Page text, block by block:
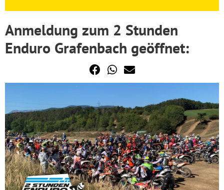
Anmeldung zum 2 Stunden
Enduro Grafenbach geöffnet: